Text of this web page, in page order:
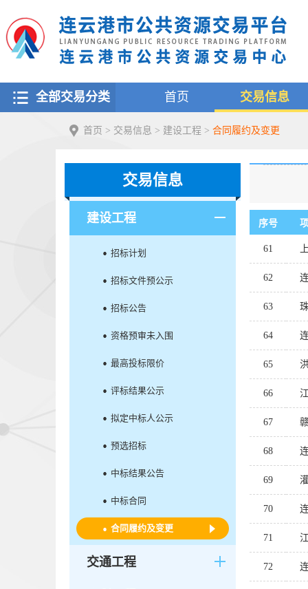
全部交易分类 首页 交易信息
首页 > 交易信息 > 建设工程 > 合同履约及变更
交易信息
建设工程
招标计划
招标文件预公示
招标公告
资格预审未入围
最高投标限价
评标结果公示
拟定中标人公示
预选招标
中标结果公告
中标合同
合同履约及变更
交通工程
序号
61
62
63
64
65
66
67
68
69
70
71
72